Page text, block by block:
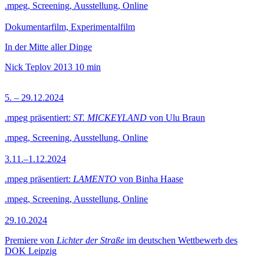
.mpeg, Screening, Ausstellung, Online
Dokumentarfilm, Experimentalfilm
In der Mitte aller Dinge
Nick Teplov 2013 10 min
5. – 29.12.2024
.mpeg präsentiert: ST. MICKEYLAND von Ulu Braun
.mpeg, Screening, Ausstellung, Online
3.11.–1.12.2024
.mpeg präsentiert: LAMENTO von Binha Haase
.mpeg, Screening, Ausstellung, Online
29.10.2024
Premiere von Lichter der Straße im deutschen Wettbewerb des
DOK Leipzig